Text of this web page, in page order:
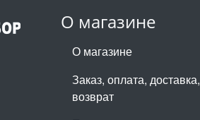
О магазине
О магазине
Заказ, оплата, доставка,
возврат